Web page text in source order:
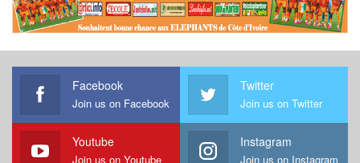
Facebook
Join us on Facebook
Twitter
Join us on Twitter
Youtube
Join us on Youtube
Instagram
Join us on Instagram